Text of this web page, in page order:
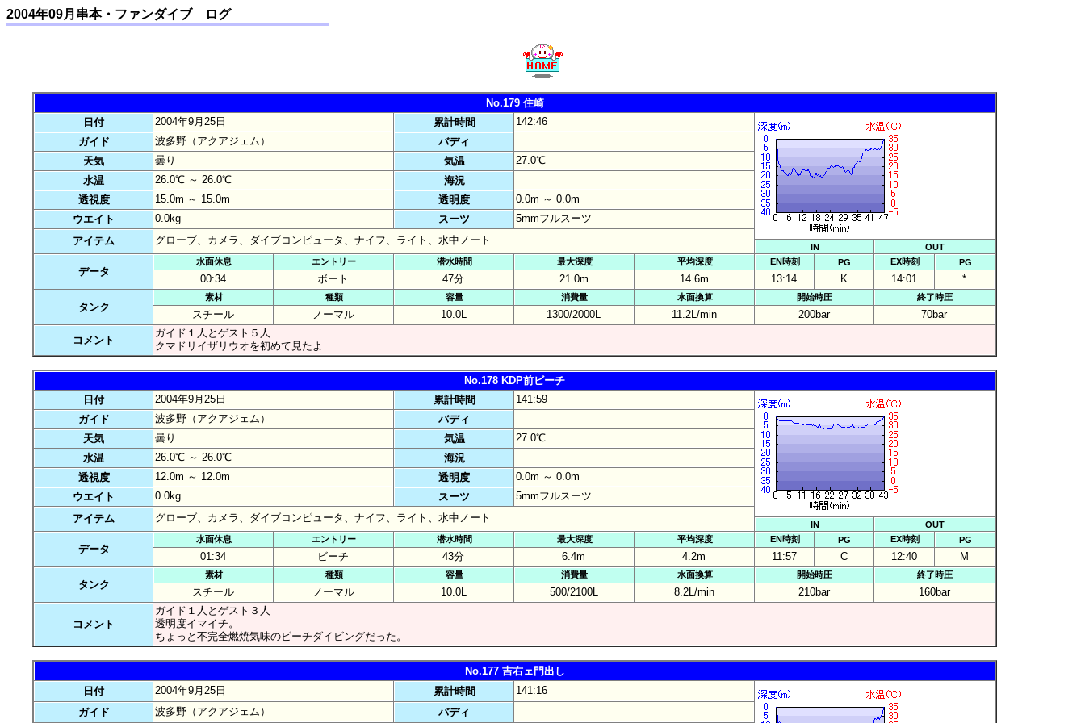
2004年09月串本・ファンダイブ ログ
No.179 住崎
日付
2004年9月25日 累計時間
142:46
ガイド
波多野（アクアジェム）
バディ
天気
曇り 気温
27.0℃
水温
26.0℃ ～ 26.0℃
海況
透視度
15.0m ～ 15.0m 透明度
0.0m ～ 0.0m
ウエイト
0.0kg スーツ
5mmフルスーツ
アイテム
グローブ、カメラ、ダイブコンピュータ、ナイフ、ライト、水中ノート
IN OUT
データ
水面休息 エントリー 潜水時間 最大深度 平均深度 EN時刻 PG EX時刻 PG
00:34 ボート 47分 21.0m 14.6m 13:14 K 14:01 *
タンク
素材 種類 容量 消費量 水面換算 開始時圧 終了時圧
スチール ノーマル 10.0L 1300/2000L 11.2L/min 200bar 70bar
コメント
ガイド１人とゲスト５人
クマドリイザリウオを初めて見たよ
No.178 KDP前ビーチ
日付
2004年9月25日 累計時間
141:59
ガイド
波多野（アクアジェム）
バディ
天気
曇り 気温
27.0℃
水温
26.0℃ ～ 26.0℃
海況
透視度
12.0m ～ 12.0m 透明度
0.0m ～ 0.0m
ウエイト
0.0kg スーツ
5mmフルスーツ
アイテム
グローブ、カメラ、ダイブコンピュータ、ナイフ、ライト、水中ノート
IN OUT
データ
水面休息 エントリー 潜水時間 最大深度 平均深度 EN時刻 PG EX時刻 PG
01:34 ビーチ 43分 6.4m 4.2m 11:57 C 12:40 M
タンク
素材 種類 容量 消費量 水面換算 開始時圧 終了時圧
スチール ノーマル 10.0L 500/2100L 8.2L/min 210bar 160bar
コメント
ガイド１人とゲスト３人
透明度イマイチ。
ちょっと不完全燃焼気味のビーチダイビングだった。
No.177 吉右ェ門出し
日付
2004年9月25日 累計時間
141:16
ガイド
波多野（アクアジェム） バディ